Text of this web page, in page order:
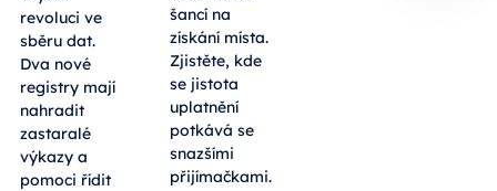
revoluci ve
sběru dat.
Dva nové
registry mají
nahradit
zastaralé
výkazy a
pomoci řídit
šancí na
získání místa.
Zjistěte, kde
se jistota
uplatnění
potkává se
snazšími
přijímačkami.